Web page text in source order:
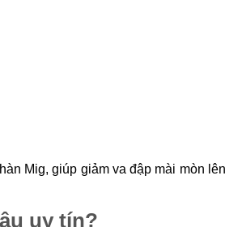
Mig, giúp giảm va đập mài mòn
uy tín?